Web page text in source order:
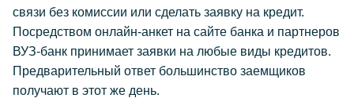
связи без комиссии или сделать заявку на кредит.
Посредством онлайн-анкет на сайте банка и партнеров
ВУЗ-банк принимает заявки на любые виды кредитов.
Предварительный ответ большинство заемщиков
получают в этот же день.